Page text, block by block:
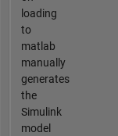
loading
to
matlab
manually
generates
the
Simulink
model